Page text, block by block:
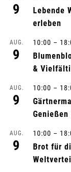
9
Lebende
erleben
AUG.
9
10:00 –
&
AUG.
9
10:00 –
Genießen
AUG.
9
10:00 –
Brot für